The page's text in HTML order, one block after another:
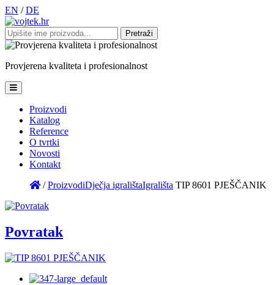
EN / DE
Pretraži:
Provjerena kvaliteta i profesionalnost
Proizvodi
Katalog
Reference
O tvrtki
Novosti
Kontakt
/ProizvodiDječja igralištaIgrališta TIP 8601 PJEŠČANIK
Povratak